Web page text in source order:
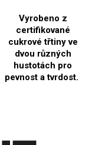
Vyrobeno z
certifikované
cukrové třtiny ve
dvou různých
hustotách pro
pevnost a tvrdost.